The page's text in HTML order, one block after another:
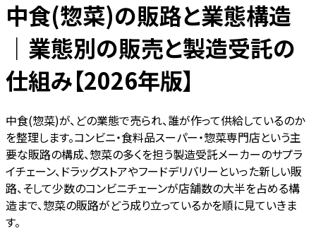
中食(惣菜)の販路と業態構造
｜業態別の販売と製造受託の
仕組み【2026年版】
中食(惣菜)が、どの業態で売られ、誰が作って供給しているのか
を整理します。コンビニ・食料品スーパー・惣菜専門店という主
要な販路の構成、惣菜の多くを担う製造受託メーカーのサプラ
イチェーン、ドラッグストアやフードデリバリーといった新しい販
路、そして少数のコンビニチェーンが店舗数の大半を占める構
造まで、惣菜の販路がどう成り立っているかを順に見ていきま
す。